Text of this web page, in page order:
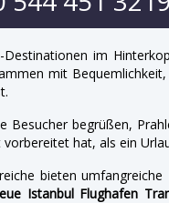
im
mit
Besucher begrüßen,
hat, als ein
bieten
Istanbul Flughafen